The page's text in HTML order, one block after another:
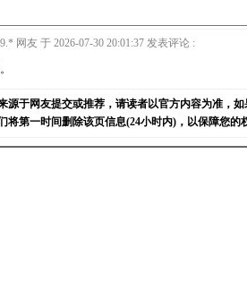
网友 于 2026-07-30 20:01:37 发表评论 :
源于网友提交或推荐，请读者以官方内容为准，
将第一时间删除该页信息(24小时内)，以保障您的